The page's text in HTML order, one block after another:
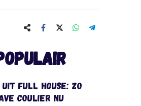
uit Full House: zo
Coulier nu